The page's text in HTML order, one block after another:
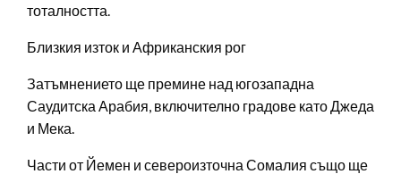
тоталността.
Близкия изток и Африканския рог
Затъмнението ще премине над югозападна
Саудитска Арабия, включително градове като Джеда
и Мека.
Части от Йемен и североизточна Сомалия също ще